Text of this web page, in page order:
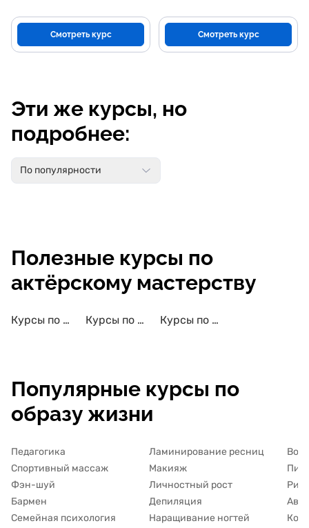
Смотреть курс Смотреть курс
Эти же курсы, но
подробнее:
По популярности
Полезные курсы по
актёрскому мастерству
Курсы по актёрскому мастерству с трудоустройством Курсы по актёрскому мастерству с сертификатом Курсы по актёрскому мастерству для детей
Популярные курсы по
образу жизни
Педагогика
Спортивный массаж
Фэн-шуй
Бармен
Семейная психология
Ламинирование ресниц
Макияж
Личностный рост
Депиляция
Наращивание ногтей